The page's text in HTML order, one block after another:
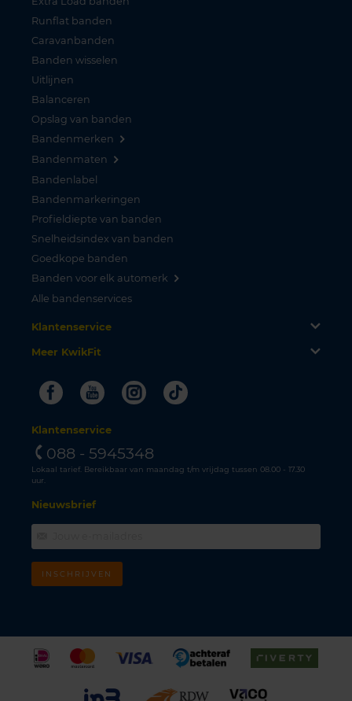
Runflat banden
Caravanbanden
Banden wisselen
Uitlijnen
Balanceren
Opslag van banden
Bandenmerken
Bandenmaten
Bandenlabel
Bandenmarkeringen
Profieldiepte van banden
Snelheidsindex van banden
Goedkope banden
Banden voor elk automerk
Alle bandenservices
Klantenservice
Meer KwikFit
FacebookYoutubeInstagram
Tiktok
Klantenservice
088 - 5945348
Lokaal tarief. Bereikbaar van maandag t/m vrijdag tussen 08.00 - 17.30
uur.
Nieuwsbrief
INSCHRIJVEN